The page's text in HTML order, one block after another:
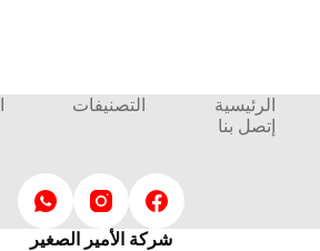
الرئيسية التصنيفات
إتصل بنا
شركة الأمير الصغير